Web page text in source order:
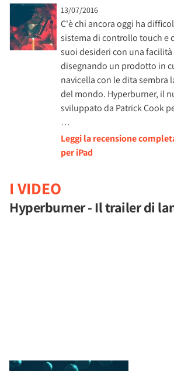
13/07/2016
C'è chi ancora oggi ha
sistema di controllo touch e
suoi desideri con una
disegnando un prodotto in
navicella con le dita sembra
del mondo. Hyperburner, il
sviluppato da Patrick Cook
…
Leggi la recensione
per iPad
I VIDEO
Hyperburner - Il trailer di